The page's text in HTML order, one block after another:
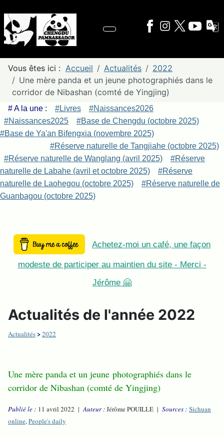
Vous êtes ici : Accueil Actualités
2022
Une mère panda et un jeune photographiés dans le
corridor de Nibashan (comté de Yingjing)
# A la une : #Livres
#Naissances2026
#Naissances2025
#Base de Chengdu (octobre 2025)
#Base de Ya'an Bifengxia (novembre 2025)
#Réserve naturelle de Tangjiahe (octobre 2025)
#Réserve naturelle de Wanglang (avril 2025)
#Réserve
naturelle de Labahe (avril et octobre 2025)
#Réserve
naturelle de Laohegou (octobre 2025)
#Réserve naturelle de
Guanbagou (octobre 2025)
Achetez-moi un café, une façon
modeste de participer au maintien du site - Merci -
Jérôme 🤗
Actualités de l'année 2022
Actualités>2022
Une mère panda et un jeune photographiés dans le
corridor de Nibashan (comté de Yingjing)
Publié le : 11 avril 2022 |Auteur :Jérôme POUILLE | Sources : Sichuan
online,People's daily